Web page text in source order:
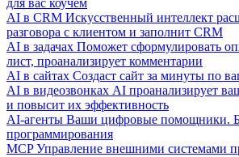
для вас коучем
AI в CRM Искусственный интеллект
разговора с клиентом и заполнит CRM
AI в задачах Поможет сформулировать
лист, проанализирует комментарии
AI в сайтах Создаст сайт за минуты по
AI в видеозвонках AI проанализирует
и повысит их эффективность
AI-агенты Ваши цифровые помощники.
программирования
MCP Управление внешними системами